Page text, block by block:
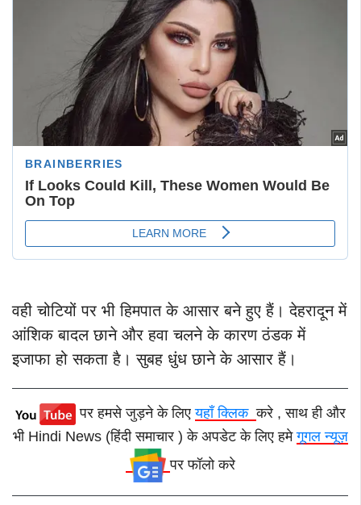
वही चोटियों पर भी हिमपात के आसार बने हुए हैं। देहरादून में
आंशिक बादल छाने और हवा चलने के कारण ठंडक में
इजाफा हो सकता है। सुबह धुंध छाने के आसार हैं।
पर हमसे जुड़ने के लिएयहाँ क्लिककरे , साथ ही और
भी Hindi News (हिंदी समाचार ) के अपडेट के लिए हमेगूगल न्यूज़
पर फॉलो करे